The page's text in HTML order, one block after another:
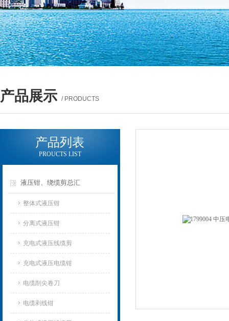
产品展示 / PRODUCTS
产品列表
PROUCTS LIST
液压钳、绕缆剪总汇
整体式液压钳
分离式液压钳
充电式液压线缆剪
充电式液压电缆钳
电缆削尖卷刀
电缆剥线钳